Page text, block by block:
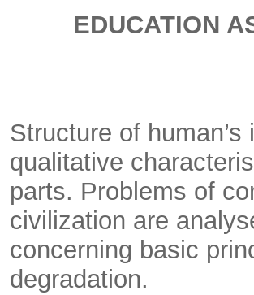
EDUCATION
Structure of
qualitative
parts. Problems of
civilization are
concerning basic
degradation.